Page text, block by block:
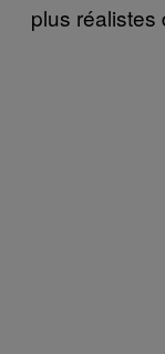
plus réalistes